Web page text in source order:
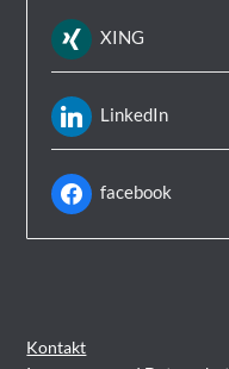
XING
LinkedIn
facebook
Kontakt